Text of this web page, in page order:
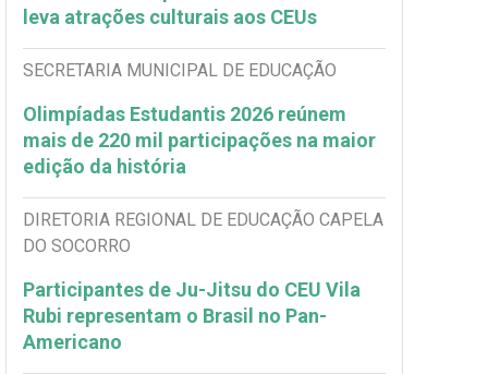
leva atrações culturais aos CEUs
SECRETARIA MUNICIPAL DE EDUCAÇÃO
Olimpíadas Estudantis 2026 reúnem
mais de 220 mil participações na maior
edição da história
DIRETORIA REGIONAL DE EDUCAÇÃO CAPELA
DO SOCORRO
Participantes de Ju-Jitsu do CEU Vila
Rubi representam o Brasil no Pan-
Americano